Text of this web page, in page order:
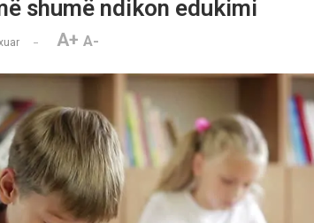
shumë ndikon edukimi
A+ A-